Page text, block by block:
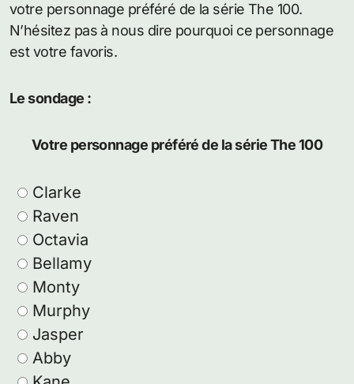
votre personnage préféré de la série The 100.
N’hésitez pas à nous dire pourquoi ce personnage
est votre favoris.
Le sondage :
Votre personnage préféré de la série The 100
Clarke
Raven
Octavia
Bellamy
Monty
Murphy
Jasper
Abby